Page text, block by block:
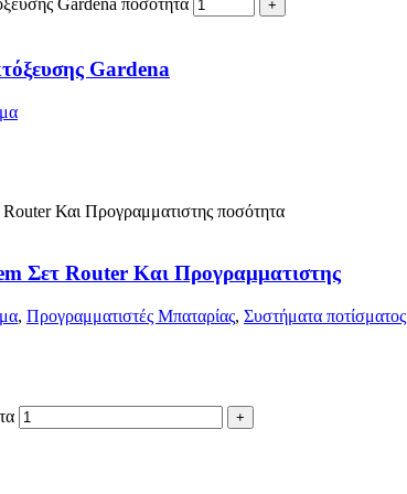
Gardena ποσότητα
Gardena
Και Προγραμματιστης ποσότητα
Σετ Router Και Προγραμματιστης
, Προγραμματιστές Μπαταρίας, Συστήματα ποτίσματος